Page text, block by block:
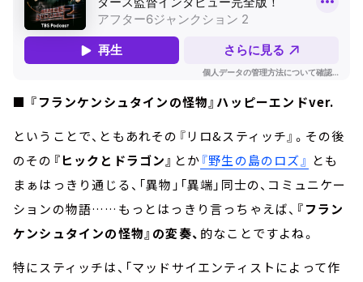
■ 『フランケンシュタインの怪物』ハッピーエンドver.
ということで、ともあれその『リロ&スティッチ』。その後
のその 『ヒックとドラゴン』 とか『野生の島のロズ』 とも
まぁはっきり通じる、「異物」「異端」同士の、コミュニケー
ションの物語……もっとはっきり言っちゃえば、 『フラン
ケンシュタインの怪物』の変奏、 的なことですよね。
特にスティッチは、「マッドサイエンティストによって作